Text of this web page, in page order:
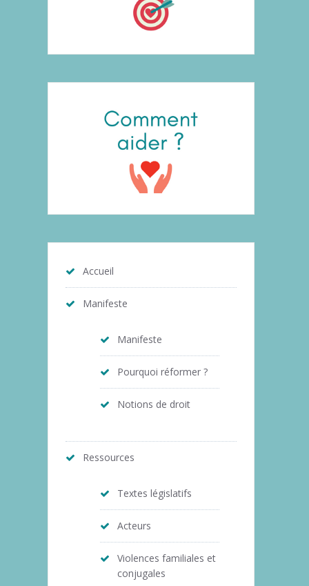
Accueil
Manifeste
Manifeste
Pourquoi réformer ?
Notions de droit
Ressources
Textes législatifs
Acteurs
Violences familiales et
conjugales